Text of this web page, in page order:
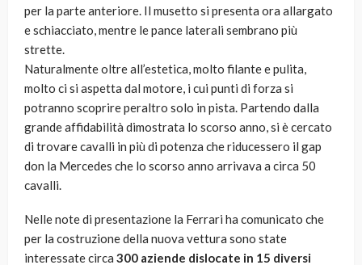
per la parte anteriore. Il musetto si presenta ora allargato
e schiacciato, mentre le pance laterali sembrano più
strette.
Naturalmente oltre all’estetica, molto filante e pulita,
molto ci si aspetta dal motore, i cui punti di forza si
potranno scoprire peraltro solo in pista. Partendo dalla
grande affidabilità dimostrata lo scorso anno, si è cercato
di trovare cavalli in più di potenza che riducessero il gap
don la Mercedes che lo scorso anno arrivava a circa 50
cavalli.
Nelle note di presentazione la Ferrari ha comunicato che
per la costruzione della nuova vettura sono state
interessate circa 300 aziende dislocate in 15 diversi